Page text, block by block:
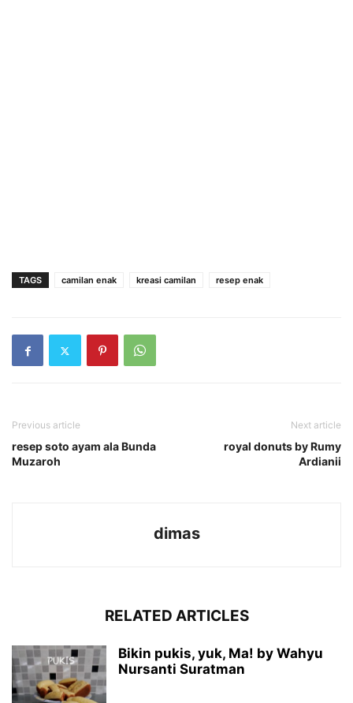
TAGS camilan enak kreasi camilan resep enak
Previous article
resep soto ayam ala Bunda
Muzaroh
Next article
royal donuts by Rumy
Ardianii
dimas
RELATED ARTICLES
Bikin pukis, yuk, Ma! by Wahyu
Nursanti Suratman